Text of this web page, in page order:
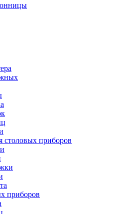
столовых приборов
приборов